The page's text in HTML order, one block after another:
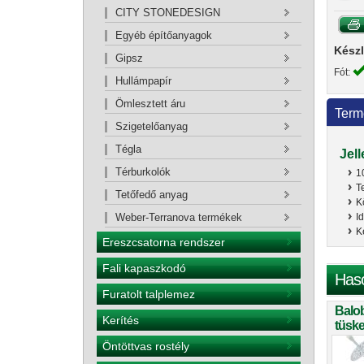
CITY STONEDESIGN
Egyéb építőanyagok
Gipsz
Hullámpapír
Ömlesztett áru
Szigetelőanyag
Tégla
Térburkolók
Tetőfedő anyag
Weber-Terranova termékek
Ereszcsatorna rendszer
Fali kapaszkodó
Furatolt talplemez
Kerítés
Öntöttvas rostély
Fót: